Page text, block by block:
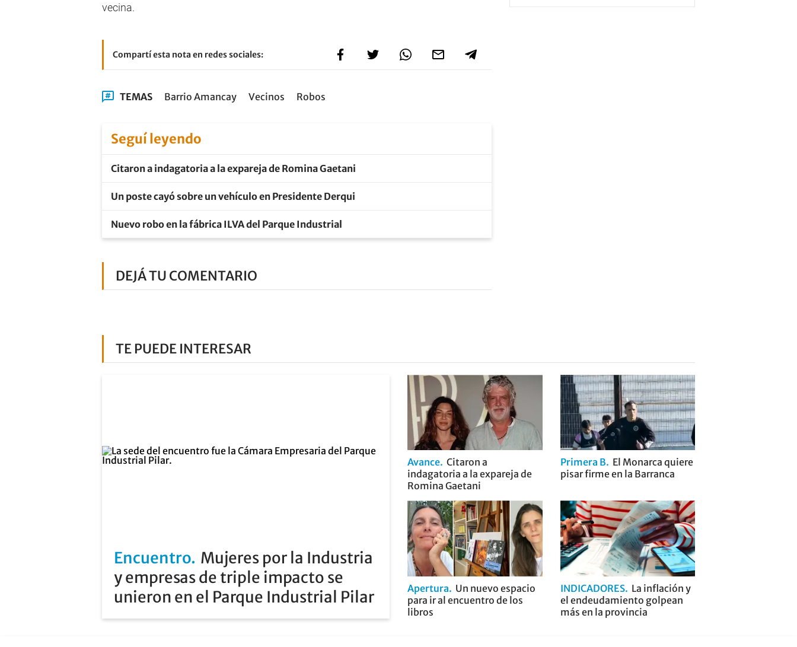
vecina.
Compartí esta nota en redes sociales:
TEMAS Barrio Amancay Vecinos Robos
Seguí leyendo
Citaron a indagatoria a la expareja de Romina Gaetani
Un poste cayó sobre un vehículo en Presidente Derqui
Nuevo robo en la fábrica ILVA del Parque Industrial
DEJÁ TU COMENTARIO
TE PUEDE INTERESAR
Encuentro Mujeres por la Industria
y empresas de triple impacto se
unieron en el Parque Industrial Pilar
Avance Citaron a
indagatoria a la expareja de
Romina Gaetani
Primera B
El Monarca quiere
pisar firme en la Barranca
Apertura
Un nuevo espacio
para ir al encuentro de los
libros
INDICADORES
La inflación y
el endeudamiento golpean
más en la provincia